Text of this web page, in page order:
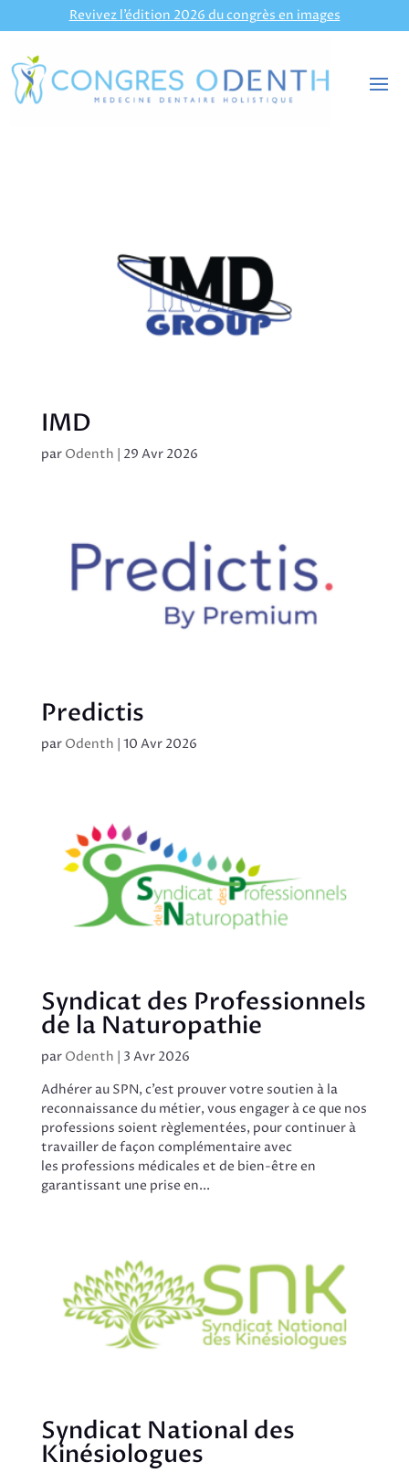
Revivez l’édition 2026 du congrès en images
IMD
par Odenth | 29 Avr 2026
Predictis
par Odenth | 10 Avr 2026
Syndicat des Professionnels
de la Naturopathie
par Odenth
3 Avr 2026
Adhérer au SPN, c’est prouver votre soutien à la
reconnaissance du métier, vous engager à ce que nos
professions soient règlementées, pour continuer à
travailler de façon complémentaire avec
les professions médicales et de bien-être en
garantissant une prise en...
Syndicat National des
Kinésiologues